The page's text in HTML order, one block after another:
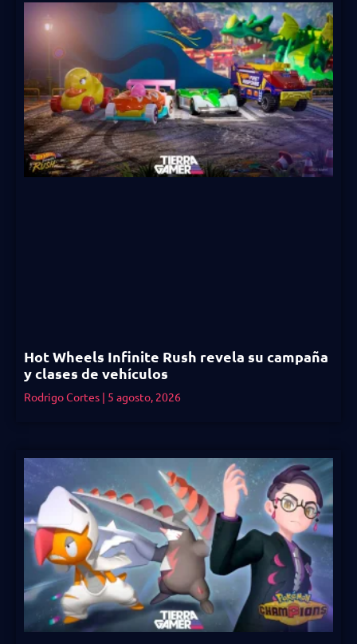
Hot Wheels Infinite Rush revela su campaña
y clases de vehículos
Rodrigo Cortes 5 agosto, 2026